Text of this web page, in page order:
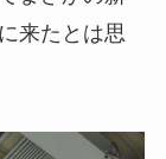
来たとは思